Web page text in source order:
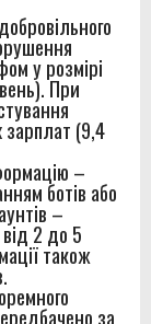
у розмірі
При
(9,4
–
ботів або
–
2 до 5
також
за